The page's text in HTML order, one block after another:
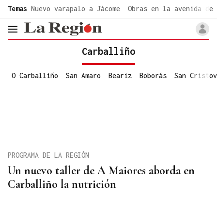
Temas Nuevo varapalo a Jácome Obras en la avenida de
header.menu.open
Carballiño
O Carballiño San Amaro Beariz Boborás San
Un nuevo taller de A Maiores aborda en
Carballiño la nutrición
PROGRAMA DE LA REGIÓN